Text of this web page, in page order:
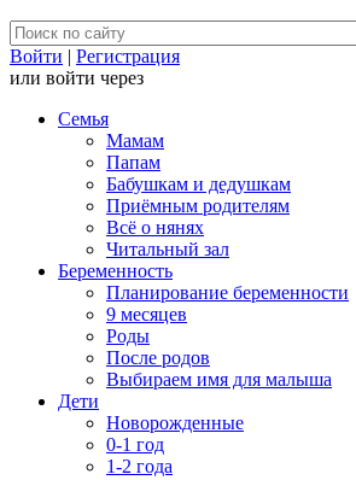
Войти | Регистрация
или войти через
Семья
Мамам
Папам
Бабушкам и дедушкам
Приёмным родителям
Всё о нянях
Читальный зал
Беременность
Планирование беременности
9 месяцев
Роды
После родов
Выбираем имя для малыша
Дети
Новорожденные
0-1 год
1-2 года